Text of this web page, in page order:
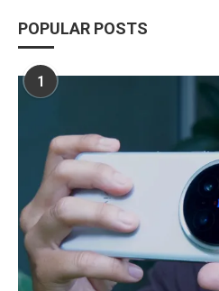
POPULAR POSTS
1